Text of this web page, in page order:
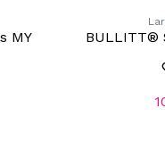
MY
BULLITT®